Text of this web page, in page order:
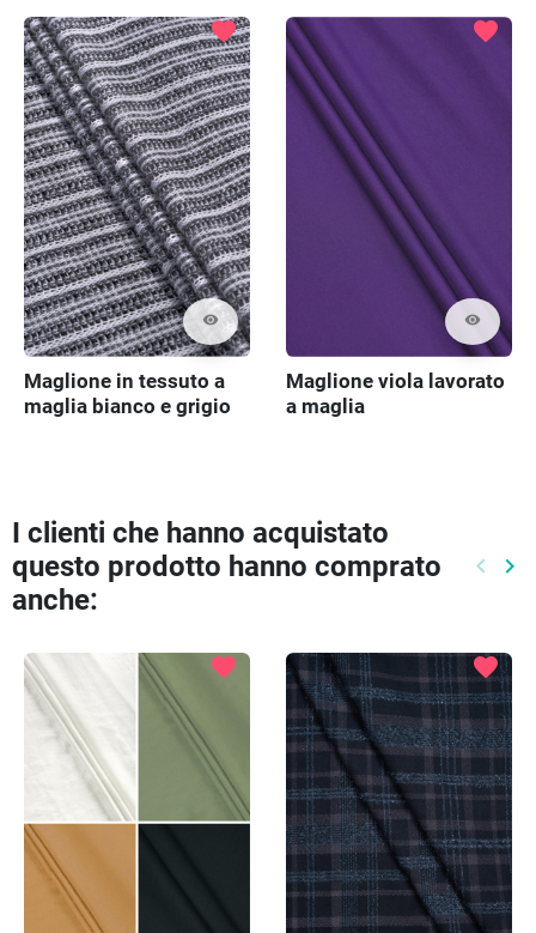
visibility
favorite
Maglione in tessuto a
maglia bianco e grigio
visibility
favorite
Maglione viola lavorato
a maglia
I clienti che hanno acquistato
questo prodotto hanno comprato
anche:
keyboard_arrow_left keyboard_arrow_right
favorite favorite